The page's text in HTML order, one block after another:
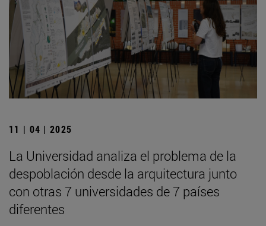
11 | 04 | 2025
La Universidad analiza el problema de la
despoblación desde la arquitectura junto
con otras 7 universidades de 7 países
diferentes